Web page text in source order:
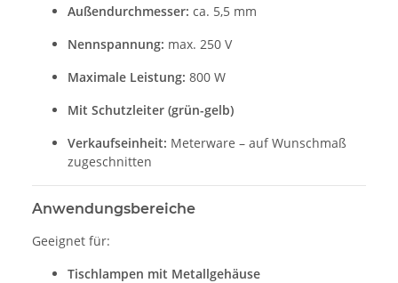
Außendurchmesser: ca. 5,5 mm
Nennspannung: max. 250 V
Maximale Leistung: 800 W
Mit Schutzleiter (grün-gelb)
Verkaufseinheit: Meterware – auf Wunschmaß
zugeschnitten
Anwendungsbereiche
Geeignet für:
Tischlampen mit Metallgehäuse